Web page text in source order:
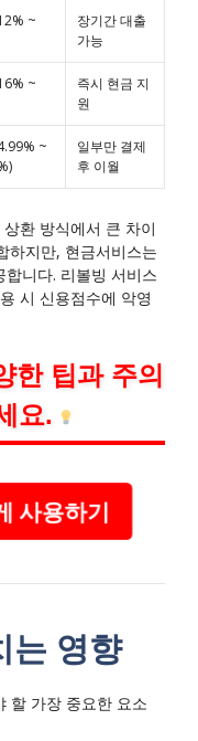
~
장기간 대출
가능
~
즉시 현금 지
원
~
일부만 결제
후 이월
환 방식에서 큰 차이
하지만, 현금서비스는
니다. 리볼빙 서비스
시 신용점수에 악영
한 팁과 주의
요.
사용하기
는 영향
할 가장 중요한 요소